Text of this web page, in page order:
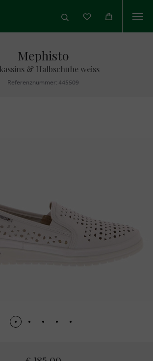
Mephisto
& Halbschuhe weiss
Referenznummer: 445509